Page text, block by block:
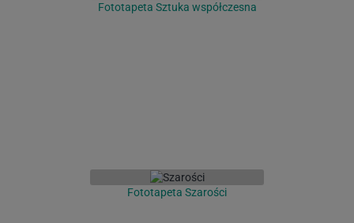
Fototapeta Sztuka współczesna
Fototapeta Szarości